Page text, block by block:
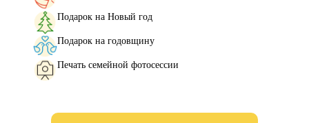
Подарок на Новый год
Подарок на годовщину
Печать семейной фотосессии